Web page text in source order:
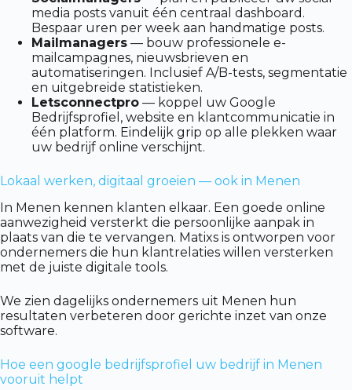
media posts vanuit één centraal dashboard.
Bespaar uren per week aan handmatige posts.
Mailmanagers — bouw professionele e-
mailcampagnes, nieuwsbrieven en
automatiseringen. Inclusief A/B-tests, segmentatie
en uitgebreide statistieken.
Letsconnectpro — koppel uw Google
Bedrijfsprofiel, website en klantcommunicatie in
één platform. Eindelijk grip op alle plekken waar
uw bedrijf online verschijnt.
Lokaal werken, digitaal groeien — ook in Menen
In Menen kennen klanten elkaar. Een goede online
aanwezigheid versterkt die persoonlijke aanpak in
plaats van die te vervangen. Matixs is ontworpen voor
ondernemers die hun klantrelaties willen versterken
met de juiste digitale tools.
We zien dagelijks ondernemers uit Menen hun
resultaten verbeteren door gerichte inzet van onze
software.
Hoe een google bedrijfsprofiel uw bedrijf in Menen
vooruit helpt